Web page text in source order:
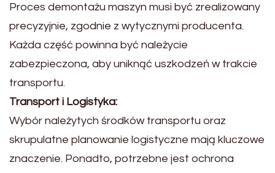
Proces demontażu maszyn musi być zrealizowany
precyzyjnie, zgodnie z wytycznymi producenta.
Każda część powinna być należycie
zabezpieczona, aby uniknąć uszkodzeń w trakcie
transportu.
Transport i Logistyka:
Wybór należytych środków transportu oraz
skrupulatne planowanie logistyczne mają kluczowe
znaczenie. Ponadto, potrzebne jest ochrona